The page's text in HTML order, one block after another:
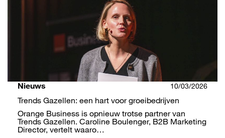
Nieuws 10/03/2026
Trends Gazellen: een hart voor groeibedrijven
Orange Business is opnieuw trotse partner van
Trends Gazellen. Caroline Boulenger, B2B Marketing
Director, vertelt waaro…